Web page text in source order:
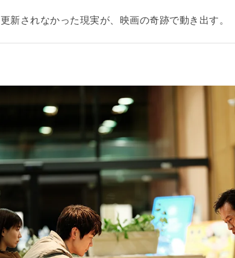
更新されなかった現実が、映画の奇跡で動き出す。